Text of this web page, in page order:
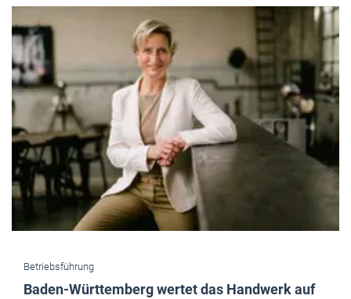
Betriebsführung
Baden-Württemberg wertet das Handwerk auf